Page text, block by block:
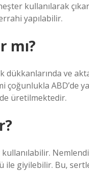
kullanılarak
yapılabilir.
mı?
ve
ABD’de
üretilmektedir.
giyilebilir. Bu,